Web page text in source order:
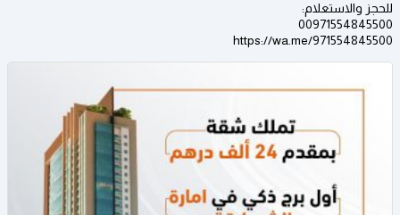
للحجز والاستعلام:
00971554845500
https://wa.me/971554845500